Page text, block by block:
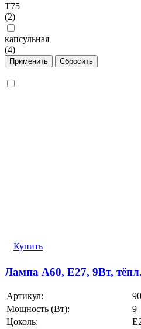
T75
(2)
капсульная
(4)
Купить
Лампа A60, E27, 9Вт,
Артикул:
Мощность (Вт):
9
Цоколь: